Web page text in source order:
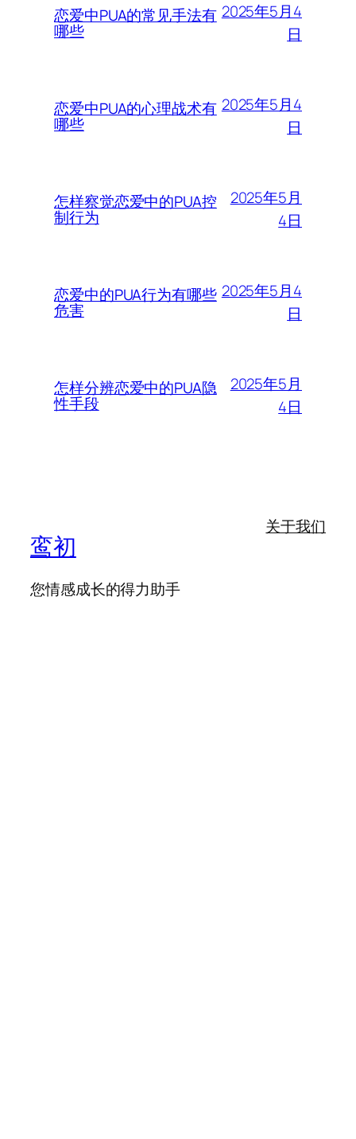
恋爱中PUA的常见手法有
哪些
2025年5月4
日
恋爱中PUA的心理战术有
哪些
2025年5月4
日
怎样察觉恋爱中的PUA控
制行为
2025年5月
4日
恋爱中的PUA行为有哪些
危害
2025年5月4
日
怎样分辨恋爱中的PUA隐
性手段
2025年5月
4日
鸾初
您情感成长的得力助手
关于我们